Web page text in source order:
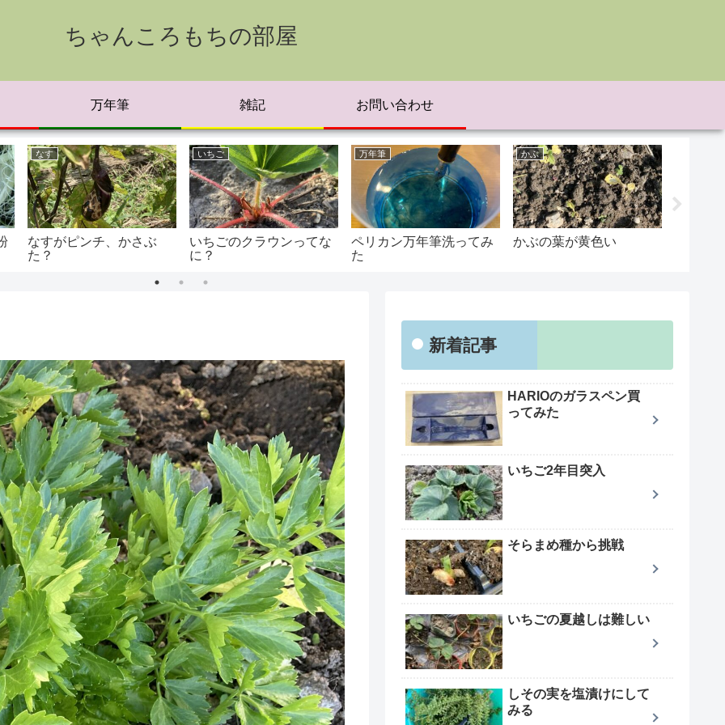
ちゃんころもちの部屋
万年筆 雑記 お問い合わせ
なす
なすがピンチ、かさぶ
た？
いちご
いちごのクラウンってな
に？
万年筆
ペリカン万年筆洗ってみ
た
かぶ
かぶの葉が黄色い
新着記事
HARIOのガラスペン買
ってみた
いちご2年目突入
そらまめ種から挑戦
いちごの夏越しは難しい
しその実を塩漬けにして
みる